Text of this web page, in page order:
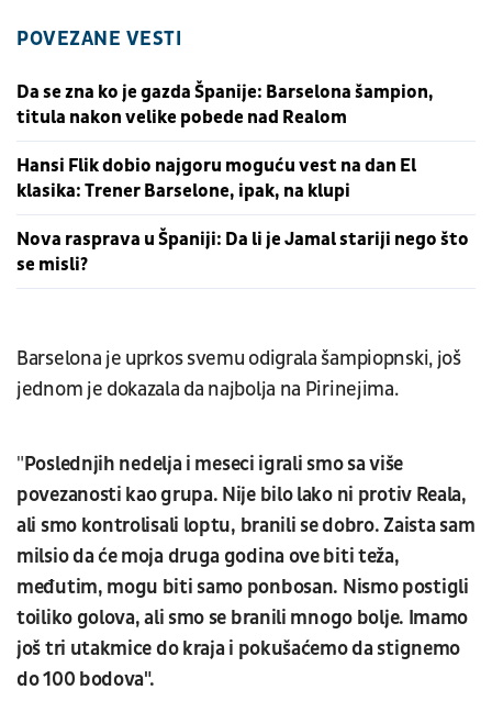
POVEZANE VESTI
Da se zna ko je gazda Španije: Barselona šampion,
titula nakon velike pobede nad Realom
Hansi Flik dobio najgoru moguću vest na dan El
klasika: Trener Barselone, ipak, na klupi
Nova rasprava u Španiji: Da li je Jamal stariji nego što
se misli?
Barselona je uprkos svemu odigrala šampiopnski, još
jednom je dokazala da najbolja na Pirinejima.
"Poslednjih nedelja i meseci igrali smo sa više
povezanosti kao grupa. Nije bilo lako ni protiv Reala,
ali smo kontrolisali loptu, branili se dobro. Zaista sam
milsio da će moja druga godina ove biti teža,
međutim, mogu biti samo ponbosan. Nismo postigli
toiliko golova, ali smo se branili mnogo bolje. Imamo
još tri utakmice do kraja i pokušaćemo da stignemo
do 100 bodova".